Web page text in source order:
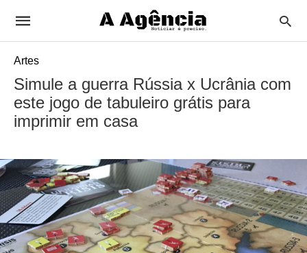
Artes
Simule a guerra Rússia x Ucrânia com
este jogo de tabuleiro grátis para
imprimir em casa